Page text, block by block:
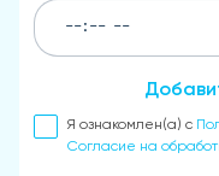
Я ознакомлен(а) с
Согласие на